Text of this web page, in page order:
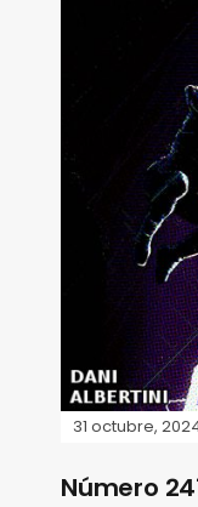
31 octubre,
Número